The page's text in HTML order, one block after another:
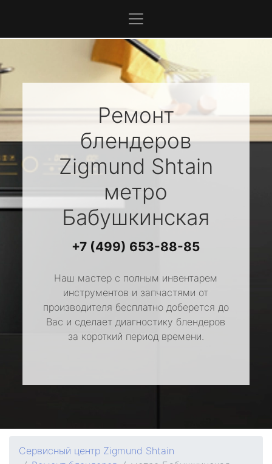
Ремонт
блендеров
Zigmund Shtain
метро
Бабушкинская
+7 (499) 653-88-85
Наш мастер с полным инвентарем
инструментов и запчастями от
производителя бесплатно доберется до
Вас и сделает диагностику блендеров
за короткий период времени.
Сервисный центр Zigmund Shtain